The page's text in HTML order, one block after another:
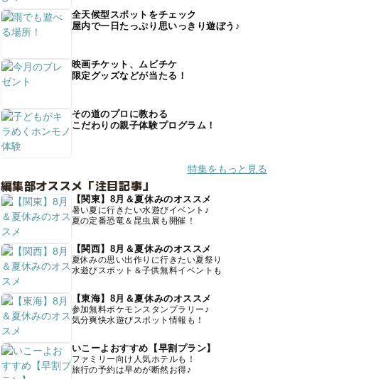
全天候型スポットをチェック
屋内で一日たっぷり思いっきり遊ぼう♪
映画チケット、ムビチケ
限定グッズなどが当たる！
その道のプロに教わる
こだわりの親子体験プログラム！
特集をもっと見る
編集部オススメ「注目記事」
【関東】8月＆夏休みのオススメ
暑い夏に行きたい水遊びイベント♪
夏の定番恐竜＆昆虫展も開催！
【関西】8月＆夏休みのオススメ
夏休みの思い出作りに行きたい夏祭り
水遊びスポット＆子供無料イベントも
【東海】8月＆夏休みのオススメ
参加無料ポケモンスタンプラリー♪
気分爽快水遊びスポット情報も！
いこーよおすすめ【早割プラン】
ファミリー向け人気ホテルも！
旅行の予約は早めが断然お得♪